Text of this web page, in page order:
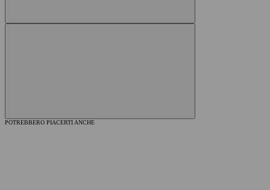
POTREBBERO PIACERTI ANCHE